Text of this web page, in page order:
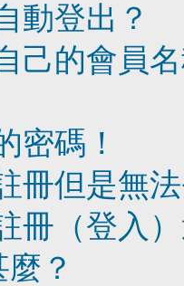
動登出？
己的會員
密碼！
冊但是無
冊（登入
？